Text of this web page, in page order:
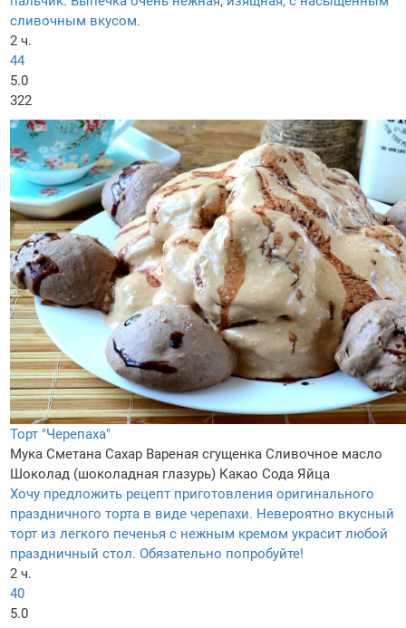
сливочным вкусом.
2 ч.
44
5.0
322
Торт "Черепаха"
Мука Сметана Сахар Вареная сгущенка Сливочное масло
Шоколад (шоколадная глазурь) Какао Сода Яйца
Хочу предложить рецепт приготовления оригинального
праздничного торта в виде черепахи. Невероятно вкусный
торт из легкого печенья с нежным кремом украсит любой
праздничный стол. Обязательно попробуйте!
2 ч.
40
5.0